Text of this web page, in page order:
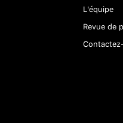
L'équipe
Revue de